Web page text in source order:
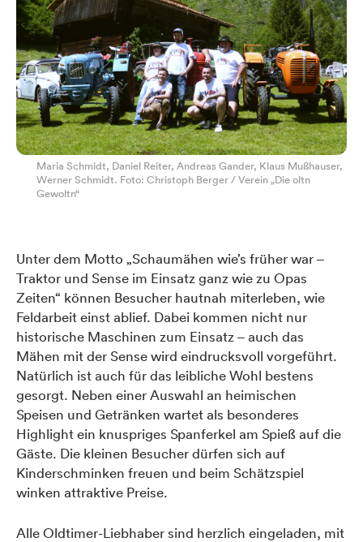
Maria Schmidt, Daniel Reiter, Andreas Gander, Klaus Mußhauser,
Werner Schmidt. Foto: Christoph Berger / Verein „Die oltn
Gewoltn“
Unter dem Motto „Schaumähen wie’s früher war –
Traktor und Sense im Einsatz ganz wie zu Opas
Zeiten“ können Besucher hautnah miterleben, wie
Feldarbeit einst ablief. Dabei kommen nicht nur
historische Maschinen zum Einsatz – auch das
Mähen mit der Sense wird eindrucksvoll vorgeführt.
Natürlich ist auch für das leibliche Wohl bestens
gesorgt. Neben einer Auswahl an heimischen
Speisen und Getränken wartet als besonderes
Highlight ein knuspriges Spanferkel am Spieß auf die
Gäste. Die kleinen Besucher dürfen sich auf
Kinderschminken freuen und beim Schätzspiel
winken attraktive Preise.
Alle Oldtimer-Liebhaber sind herzlich eingeladen, mit